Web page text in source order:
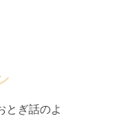
とぎ話のよ